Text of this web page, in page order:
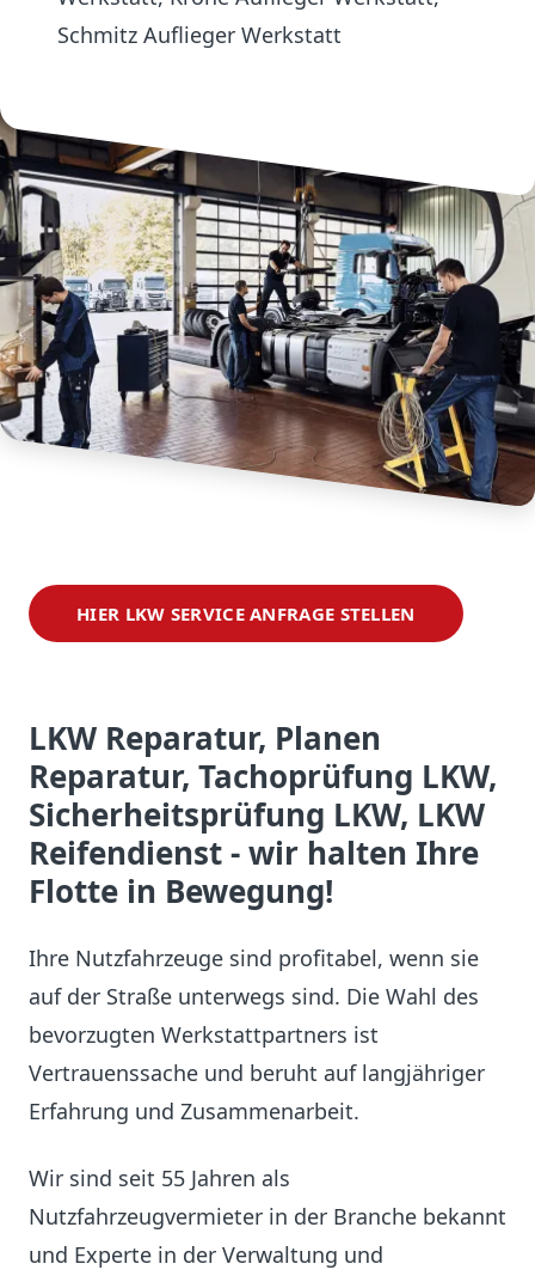
Schmitz Auflieger Werkstatt
HIER LKW SERVICE ANFRAGE STELLEN
LKW Reparatur, Planen
Reparatur, Tachoprüfung LKW,
Sicherheitsprüfung LKW, LKW
Reifendienst- wir halten Ihre
Flotte in Bewegung!
Ihre Nutzfahrzeuge sind profitabel, wenn sie
auf der Straße unterwegs sind. Die Wahl des
bevorzugten Werkstattpartners ist
Vertrauenssache und beruht auf langjähriger
Erfahrung und Zusammenarbeit.
Wir sind seit 55 Jahren als
Nutzfahrzeugvermieter in der Branche bekannt
und Experte in der Verwaltung und